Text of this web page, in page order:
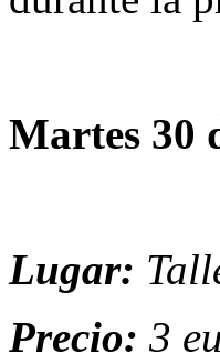
Martes 30
Lugar:
Precio: 3